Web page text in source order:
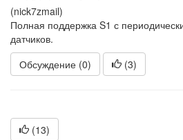
(nick7zmail)
Полная поддержка S1 с
датчиков.
Обсуждение (0)
(3)
(13)